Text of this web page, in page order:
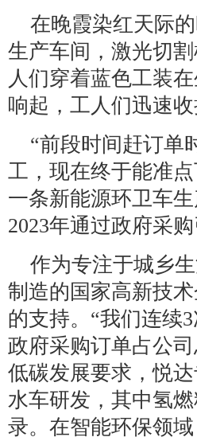
在晚霞染红天际
生产车间，激光切
人们穿着蓝色工装
响起，工人们迅速
“前段时间赶订单
工，现在终于能准
一条新能源环卫车
2023年通过政府采购
作为专注于城乡
制造的国家高新技
的支持。“我们连续
政府采购订单占公
低碳发展要求，悦
水车研发，其中氢
录。在智能环保领